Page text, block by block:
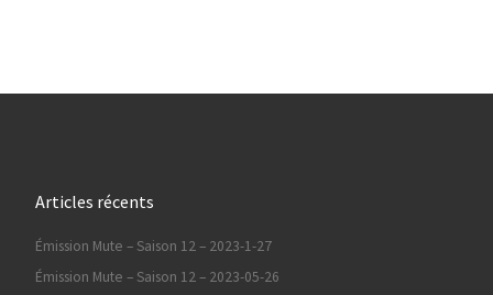
Articles récents
Émission Mute – Saison 12 – 2023-1-27
Émission Mute – Saison 12 – 2023-05-26